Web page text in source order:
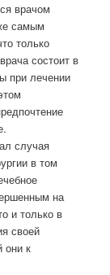
врачом
самым
только
состоит в
при лечении
случая
в том
на
и только в
своей
они к